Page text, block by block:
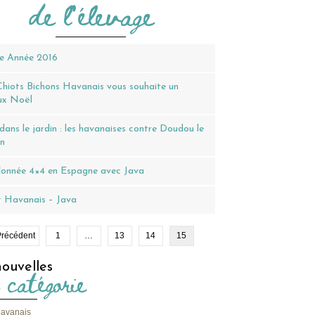
de l'élevage
Année 2016
Bichons Havanais vous souhaite un
Noël
le jardin : les havanaises contre Doudou le
4×4 en Espagne avec Java
Havanais – Java
1 … 13 14 15